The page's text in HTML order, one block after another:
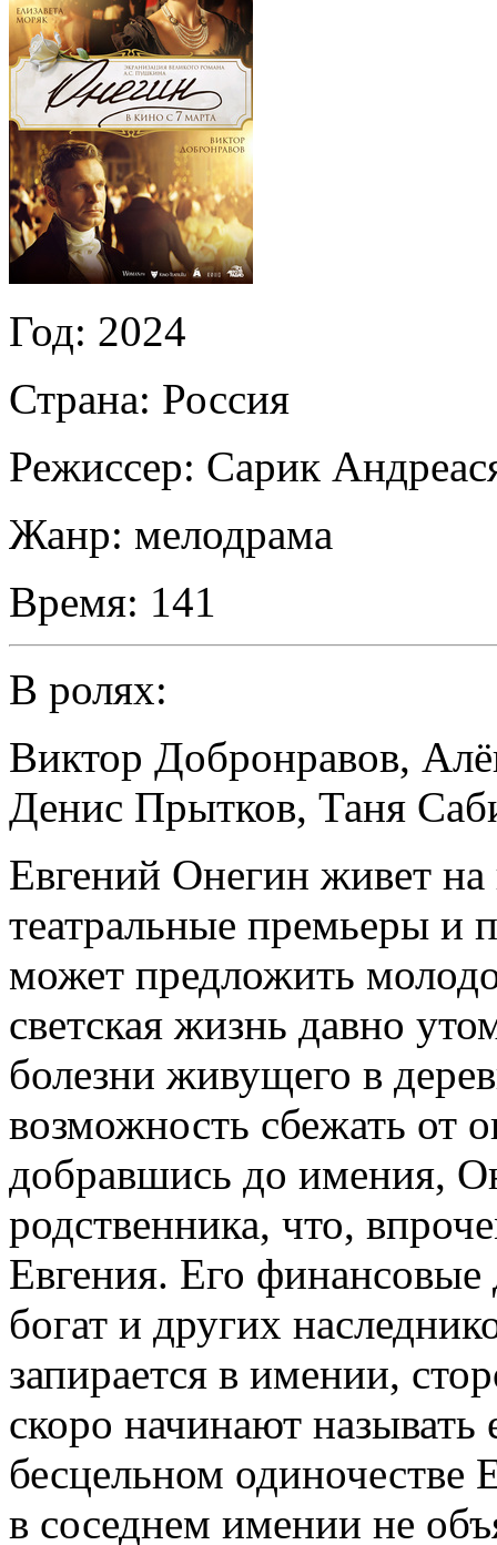
Год: 2024
Страна: Россия
Режиссер: Сарик
Жанр: мелодрама
Время: 141
В ролях:
Виктор Добронравов,
Денис Прытков, Таня
Евгений Онегин живет
театральные премьеры и
может предложить
светская жизнь давно
болезни живущего в
возможность сбежать от
добравшись до имения,
родственника, что,
Евгения. Его финансовые
богат и других
запирается в имении,
скоро начинают
бесцельном одиночестве
в соседнем имении не